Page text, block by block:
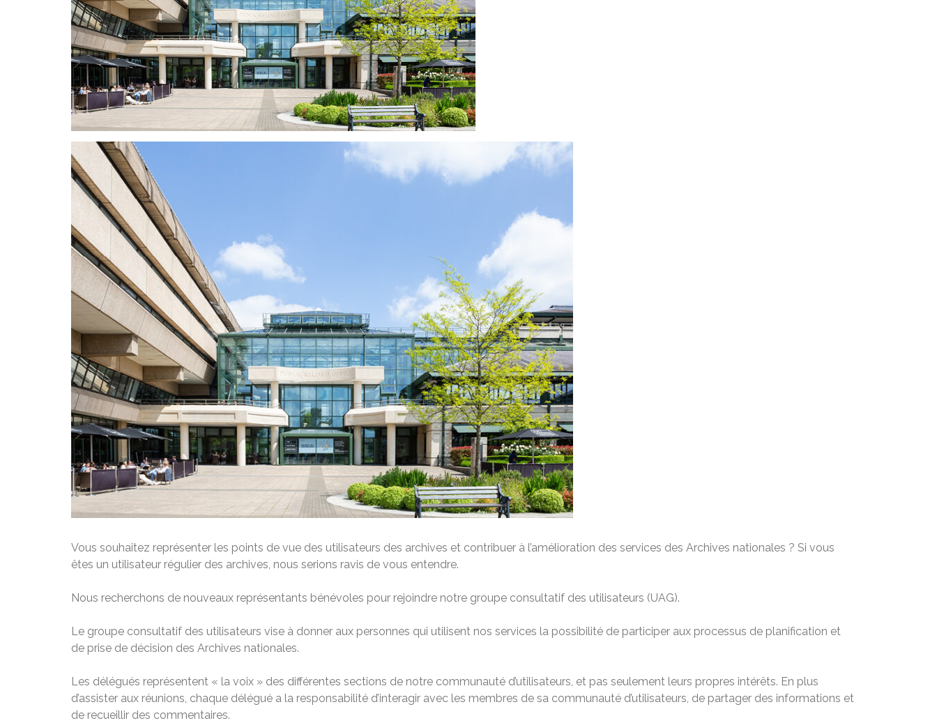
Vous souhaitez représenter les points de vue des utilisateurs des archives et contribuer à l’amélioration des services des Archives nationales ? Si vous
êtes un utilisateur régulier des archives, nous serions ravis de vous entendre.
Nous recherchons de nouveaux représentants bénévoles pour rejoindre notre groupe consultatif des utilisateurs (UAG).
Le groupe consultatif des utilisateurs vise à donner aux personnes qui utilisent nos services la possibilité de participer aux processus de planification et
de prise de décision des Archives nationales.
Les délégués représentent « la voix » des différentes sections de notre communauté d’utilisateurs, et pas seulement leurs propres intérêts. En plus
d’assister aux réunions, chaque délégué a la responsabilité d’interagir avec les membres de sa communauté d’utilisateurs, de partager des informations et
de recueillir des commentaires.